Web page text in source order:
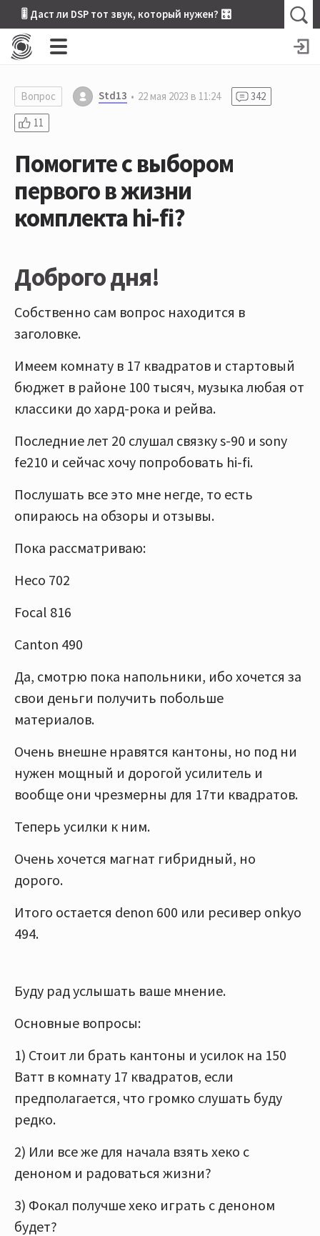
🎚 Даст ли DSP тот звук, который нужен? 🎛
Вопрос Std13 22 мая 2023 в 11:24
342
11
Помогите с выбором
первого в жизни
комплекта hi-fi?
Доброго дня!
Собственно сам вопрос находится в
заголовке.
Имеем комнату в 17 квадратов и стартовый
бюджет в районе 100 тысяч, музыка любая от
классики до хард-рока и рейва.
Последние лет 20 слушал связку s-90 и sony
fe210 и сейчас хочу попробовать hi-fi.
Послушать все это мне негде, то есть
опираюсь на обзоры и отзывы.
Пока рассматриваю:
Heco 702
Focal 816
Canton 490
Да, смотрю пока напольники, ибо хочется за
свои деньги получить побольше
материалов.
Очень внешне нравятся кантоны, но под ни
нужен мощный и дорогой усилитель и
вообще они чрезмерны для 17ти квадратов.
Теперь усилки к ним.
Очень хочется магнат гибридный, но
дорого.
Итого остается denon 600 или ресивер onkyo
494.
Буду рад услышать ваше мнение.
Основные вопросы:
1) Стоит ли брать кантоны и усилок на 150
Ватт в комнату 17 квадратов, если
предполагается, что громко слушать буду
редко.
2) Или все же для начала взять хеко с
деноном и радоваться жизни?
3) Фокал получше хеко играть с деноном
будет?